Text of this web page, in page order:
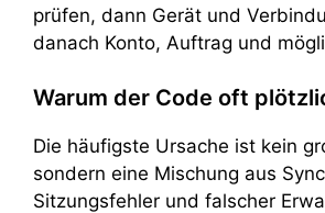
prüfen, dann Gerät und
danach Konto, Auftrag und
Warum der Code oft
Die häufigste Ursache ist kein
sondern eine Mischung aus
Sitzungsfehler und falscher